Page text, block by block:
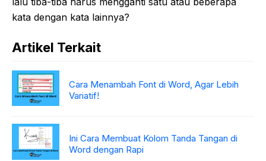
kata dengan kata lainnya?
Artikel Terkait
Cara Menambah Font di Word, Agar Lebih
Variatif!
Ini Cara Membuat Kolom Tanda Tangan di
Word dengan Rapi